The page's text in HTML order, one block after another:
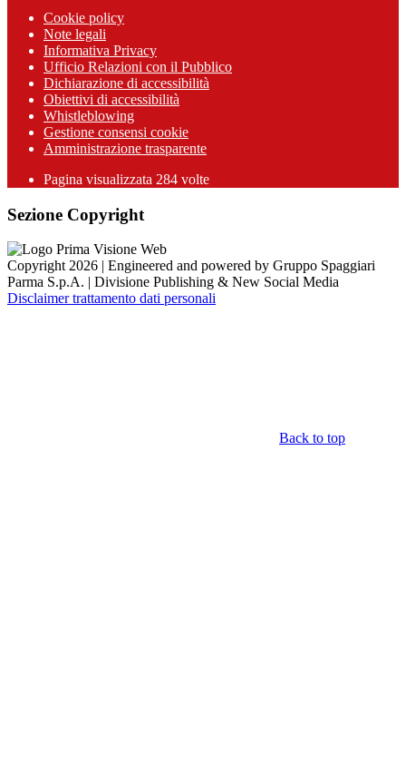
Cookie policy
Note legali
Informativa Privacy
Ufficio Relazioni con il Pubblico
Dichiarazione di accessibilità
Obiettivi di accessibilità
Whistleblowing
Gestione consensi cookie
Amministrazione trasparente
Pagina visualizzata 284 volte
Sezione Copyright
Copyright 2026 | Engineered and powered by Gruppo Spaggiari
Parma S.p.A. | Divisione Publishing & New Social Media
Disclaimer trattamento dati personali
Back to top